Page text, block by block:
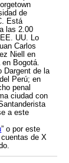
de
Está
las 2.00
UU. Lo
Carlos
Niell en
Bogotá.
Dargent de la
Perú; en
penal
ciudad con
a este
” o por este
de X